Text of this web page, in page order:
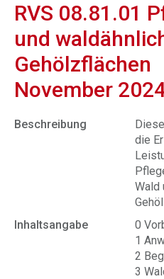
RVS 08.81.01
und
Gehölzflächen
November
Beschreibung
die
Wald
Inhaltsangabe
0
1
2
3